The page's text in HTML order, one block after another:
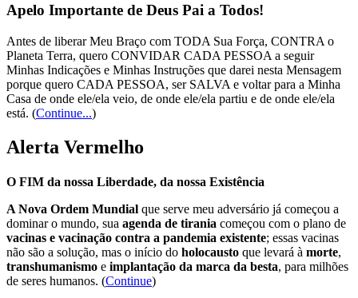
Apelo Importante de Deus Pai a Todos!
Antes de liberar Meu Braço com TODA Sua Força, CONTRA o
Planeta Terra, quero CONVIDAR CADA PESSOA a seguir
Minhas Indicações e Minhas Instruções que darei nesta Mensagem
porque quero CADA PESSOA, ser SALVA e voltar para a Minha
Casa de onde ele/ela veio, de onde ele/ela partiu e de onde ele/ela
está. (Continue...)
Alerta Vermelho
O FIM da nossa Liberdade, da nossa Existência
A Nova Ordem Mundial que serve meu adversário já começou a
dominar o mundo, sua agenda de tirania começou com o plano de
vacinas e vacinação contra a pandemia existente; essas vacinas
não são a solução, mas o início do holocausto que levará à morte,
transhumanismo e implantação da marca da besta, para milhões
de seres humanos. (Continue)